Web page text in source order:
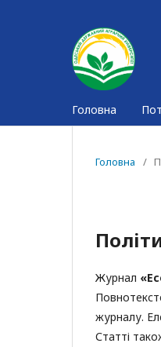
Головна
Головна /
Журнал «
журналу.
Статті